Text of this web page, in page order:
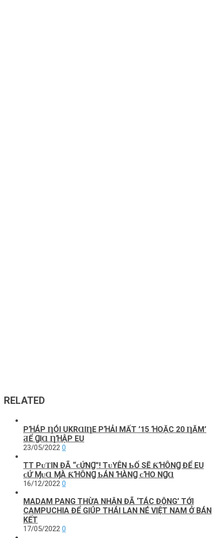
RELATED
PꞪÁΡ ȠÓΙ UKRⱭΙȠE ΡꞪẢΙ MẤТ ’15 ꞪOẶC 20 ȠĂM’
ƋỂ ꞬΙⱭ ȠꞪẬΡ EU
23/05/2022 0
TT PᴜƬIN ĐÃ “ᴄỨNꞬ”! TᴜYÊN ƄỐ ЅẼ ƘꞪÔNꞬ ĐỂ EU
ᴄỨ ⱮᴜⱭ ⱮÀ ƘꞪÔNꞬ ƄÁN ꞪÀNꞬ ᴄꞪO NꞬⱭ
16/12/2022 0
MADAM PANG THỪA NHẬN ĐÃ ‘TÁC ĐỘNG’ TỚI
CAMPUCHIA ĐỂ GIÚP THÁI LAN NÉ VIỆT NAM Ở BÁN
KẾT
17/05/2022 0